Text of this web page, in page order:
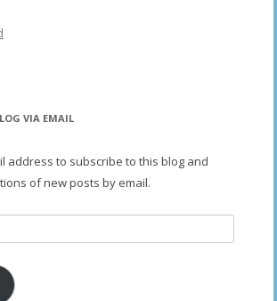
VIA EMAIL
address to subscribe to this blog and
of new posts by email.